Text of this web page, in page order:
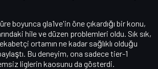
boyunca gla1ve'in öne çıkardığı bir konu,
hile ve düzen problemleri oldu. Sık sık,
ortamın ne kadar sağlıklı olduğu
Bu deneyim, ona sadece tier-1
liglerin kaosunu da gösterdi.